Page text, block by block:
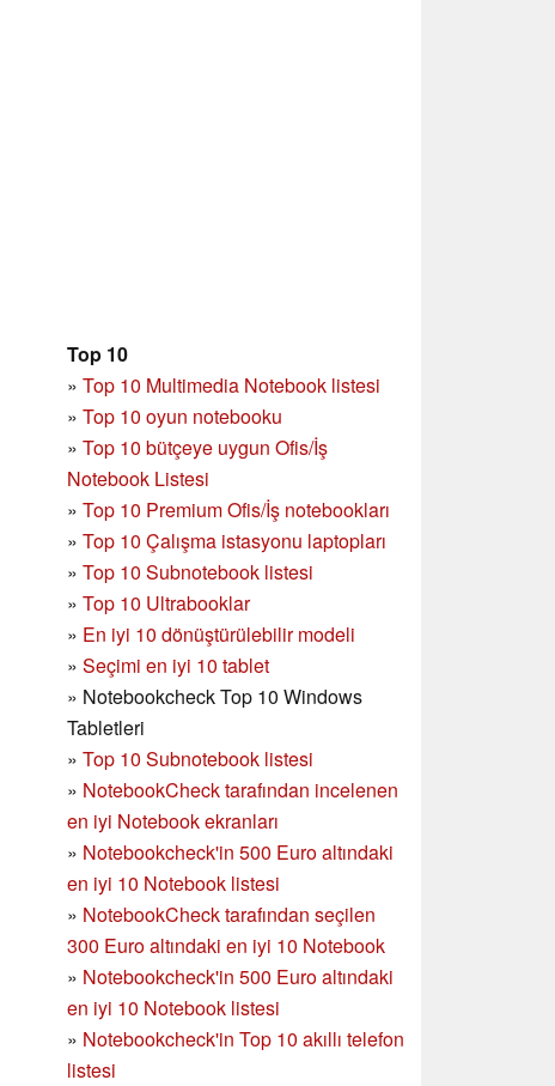
Top 10
» Top 10 Multimedia Notebook listesi
» Top 10 oyun notebooku
» Top 10 bütçeye uygun Ofis/İş
Notebook Listesi
» Top 10 Premium Ofis/İş notebookları
» Top 10 Çalışma istasyonu laptopları
» Top 10 Subnotebook listesi
» Top 10 Ultrabooklar
» En iyi 10 dönüştürülebilir modeli
» Seçimi en iyi 10 tablet
» Notebookcheck Top 10 Windows
Tabletleri
» Top 10 Subnotebook listesi
» NotebookCheck tarafından incelenen
en iyi Notebook ekranları
» Notebookcheck'in 500 Euro altındaki
en iyi 10 Notebook listesi
» NotebookCheck tarafından seçilen
300 Euro altındaki en iyi 10 Notebook
» Notebookcheck'in 500 Euro altındaki
en iyi 10 Notebook listesi
» Notebookcheck'in Top 10 akıllı telefon
listesi